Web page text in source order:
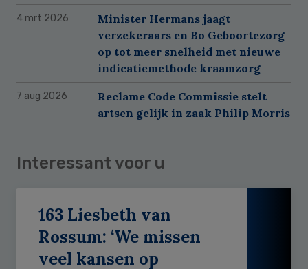
4 mrt 2026
Minister Hermans jaagt
verzekeraars en Bo Geboortezorg
op tot meer snelheid met nieuwe
indicatiemethode kraamzorg
7 aug 2026
Reclame Code Commissie stelt
artsen gelijk in zaak Philip Morris
Interessant voor u
163 Liesbeth van
Rossum: ‘We missen
veel kansen op